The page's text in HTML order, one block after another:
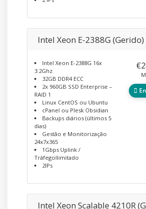
Intel Xeon E-2388G (Gerido)
Intel Xeon E-2388G 16x
3.2Ghz
32GB DDR4 ECC
2x 960GB SSD Enterprise –
RAID 1
Linux CentOS ou Ubuntu
cPanel ou Plesk Obsidian
Backups diários (últimos 5
dias)
Gestão e Monitorização
24x7x365
1Gbps Uplink /
TráfegoIlimitado
2IPs
Intel Xeon Scalable 4210R